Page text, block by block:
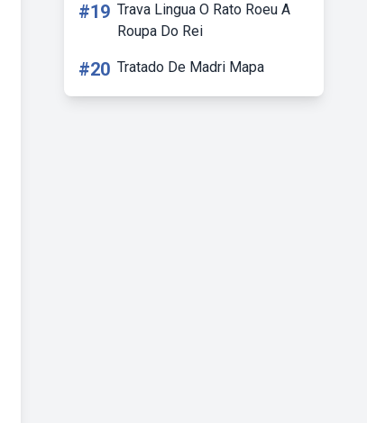
#19 Trava Lingua O Rato Roeu A
Roupa Do Rei
#20 Tratado De Madri Mapa